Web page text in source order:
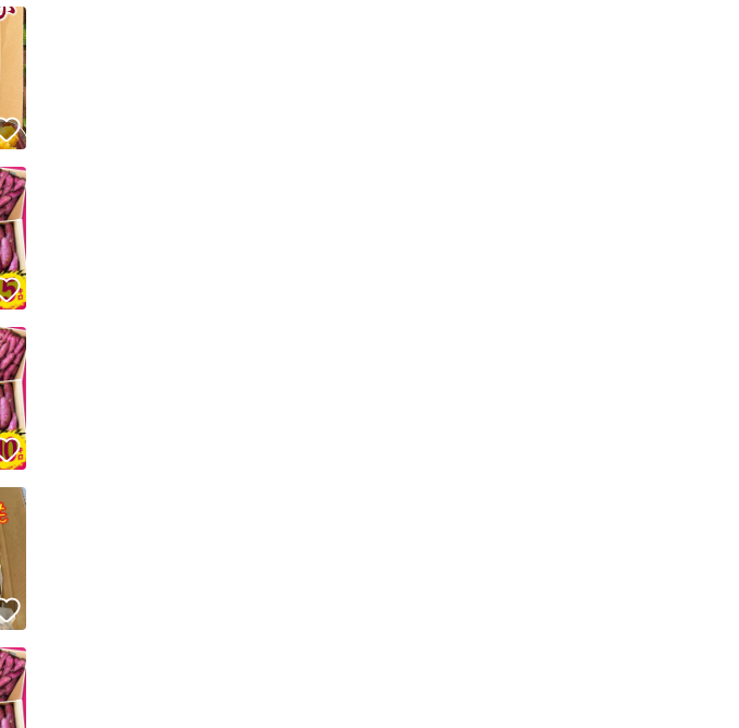
ーザーにバッジを付与しています
をクリアした安心・安全なユーザーです
フリマの取引を完了させた実績があります
マサービスでの取引実績があります
ているものではありません
で24時間以内＆設定した発送日数内に発送してい
で24時間以内に発送しています
した発送日数内に発送しています
をコピーします
す
ジへ
セル
いいね！
いいね！
いいね！